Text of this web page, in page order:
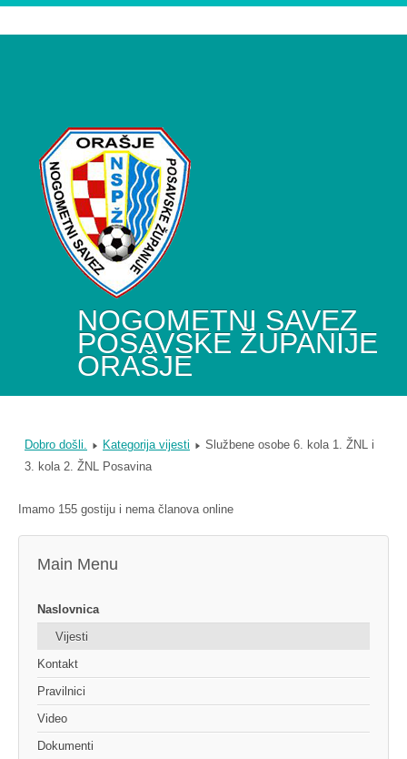
NOGOMETNI SAVEZ
POSAVSKE ŽUPANIJE
ORAŠJE
Dobro došli. Kategorija vijesti
Službene osobe 6. kola 1. ŽNL i
3. kola 2. ŽNL Posavina
Imamo 155 gostiju i nema članova online
Main Menu
Naslovnica
Vijesti
Kontakt
Pravilnici
Video
Dokumenti